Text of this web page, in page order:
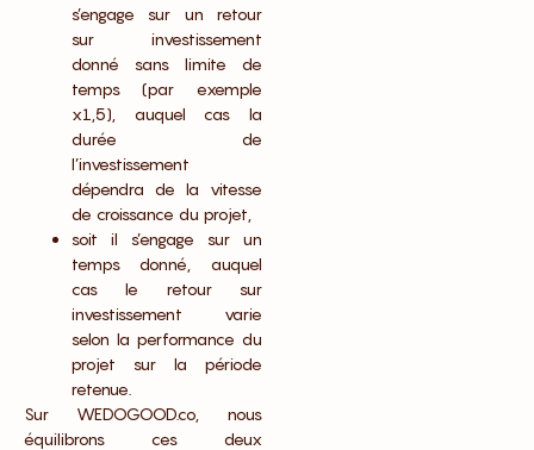
s’engage sur un retour
sur investissement
donné sans limite de
temps (par exemple
x1,5), auquel cas la
durée de
l’investissement
dépendra de la vitesse
de croissance du projet,
soit il s’engage sur un
temps donné, auquel
cas le retour sur
investissement varie
selon la performance du
projet sur la période
retenue.
Sur WEDOGOOD.co, nous
équilibrons ces deux